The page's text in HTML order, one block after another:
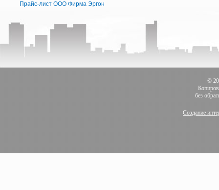
Прайс-лист ООО Фирма Эргон
©
без
Создание